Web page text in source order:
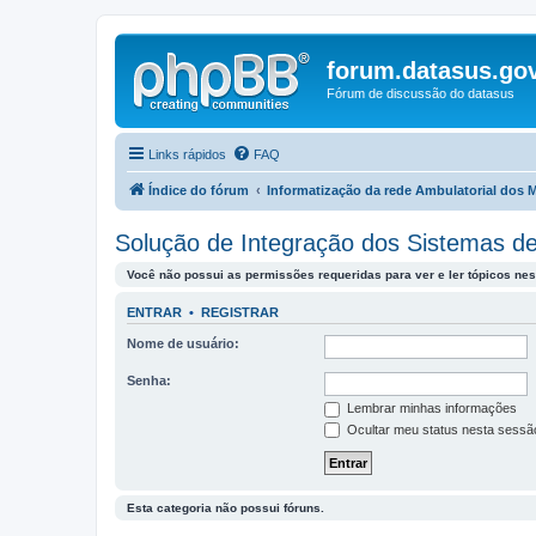
Fórum de discussão do datasus
Links rápidos FAQ
Índice do fórum Informatização da rede Ambulatorial dos
Solução de Integração dos Sistemas
Você não possui as permissões requeridas para ver e ler tópicos
ENTRAR • REGISTRAR
Nome de usuário:
Senha:
Lembrar minhas informações
Ocultar meu status nesta
Esta categoria não possui fóruns.